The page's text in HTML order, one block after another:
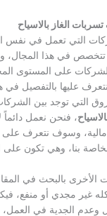
الغاز بالاسياح
التي تعمل في نفس
في هذا المجال،
على المستوى
عليها بالتفصيل في
التي توجد بين
، فنحن نعمل دائماً
وسوف نتعرف على
بنا، وهي تكون على
الأخرى بالبحث في
غير مجدي أو منفع،
وعدم الجدية في